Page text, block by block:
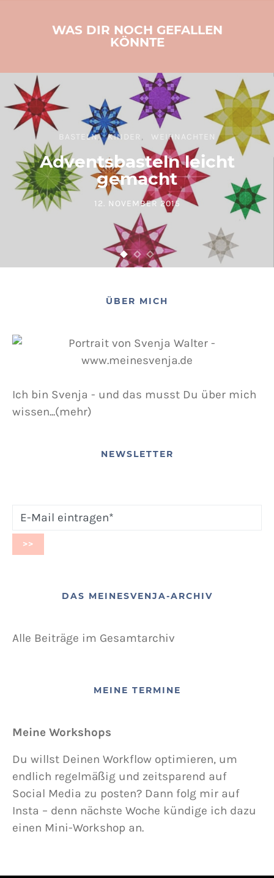
WAS DIR NOCH GEFALLEN
KÖNNTE
BASTELN KINDER WEIHNACHTEN
Adventsbasteln leicht
gemacht
POSTED ON
12. NOVEMBER 2015
ÜBER MICH
Ich bin Svenja - und das musst Du über mich
wissen...(mehr)
NEWSLETTER
DAS MEINESVENJA-ARCHIV
Alle Beiträge im Gesamtarchiv
MEINE TERMINE
Meine Workshops
Du willst Deinen Workflow optimieren, um
endlich regelmäßig und zeitsparend auf
Social Media zu posten? Dann folg mir auf
Insta – denn nächste Woche kündige ich dazu
einen Mini-Workshop an.